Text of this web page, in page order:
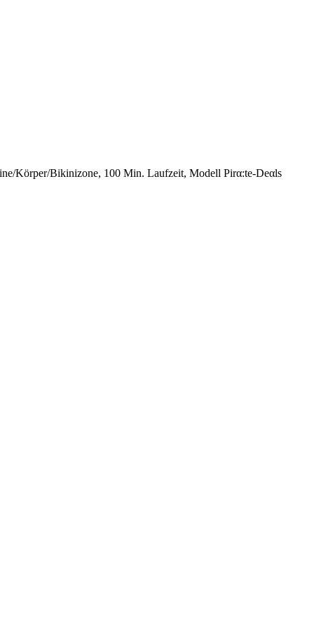
Körper/Bikinizone, 100 Min. Laufzeit, Modell Pirα:tе-Dеαls